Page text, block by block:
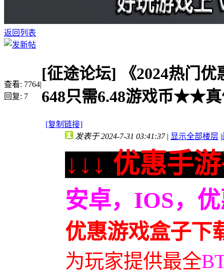
返回列表
查看: 7764|
回复: 7
[征途论坛]
《2024热门
648只需6.48游戏币★★
[复制链接]
发表于 2024-7-31 03:41:37 | 显示全部楼层 |
↓↓↓ 优惠手
安卓，IOS，
优惠游戏盒子下
为玩家提供最全